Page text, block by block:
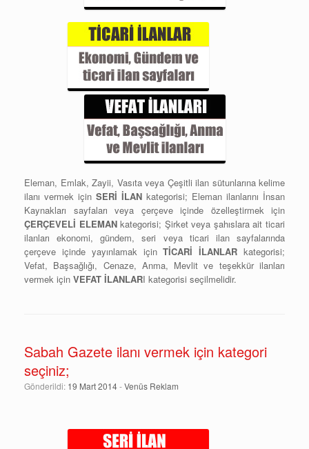
Eleman, Emlak, Zayii, Vasıta veya Çeşitli ilan sütunlarına kelime
ilanı vermek için SERİ İLAN kategorisi; Eleman ilanlarını İnsan
Kaynakları sayfaları veya çerçeve içinde özelleştirmek için
ÇERÇEVELİ ELEMANkategorisi; Şirket veya şahıslara ait ticari
ilanları ekonomi, gündem, seri veya ticari ilan sayfalarında
çerçeve içinde yayınlamak içinTİCARİ İLANLAR kategorisi;
Vefat, Başsağlığı, Cenaze, Anma, Mevlit ve teşekkür ilanları
vermek için VEFAT İLANLARI kategorisi seçilmelidir.
Sabah Gazete ilanı vermek için kategori
seçiniz;
Gönderildi: 19 Mart 2014-Venüs Reklam